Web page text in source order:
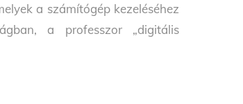
a számítógép kezeléséhez
a professzor „digitális